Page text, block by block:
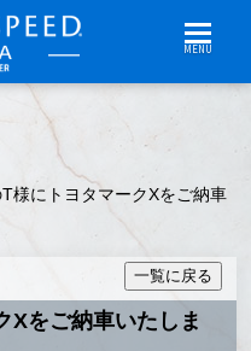
MENU
様にトヨタマークXをご納車
Xをご納車いたしま